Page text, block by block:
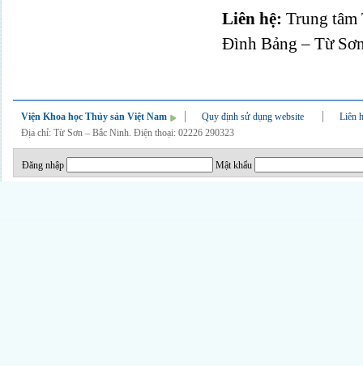
Liên hệ: Trung tâm
Đình Bảng – Từ
Viện Khoa học Thủy sản Việt Nam Quy định sử dụng website
Liên
Địa chỉ: Từ Sơn – Bắc Ninh. Điện thoại: 02226 290323
Đăng nhập Mật khẩu